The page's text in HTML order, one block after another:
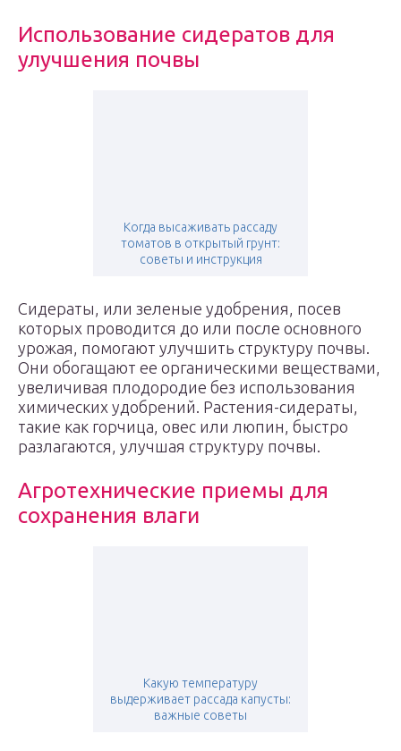
Использование сидератов для
улучшения почвы
Когда высаживать рассаду
томатов в открытый грунт:
советы и инструкция
Сидераты, или зеленые удобрения, посев
которых проводится до или после основного
урожая, помогают улучшить структуру почвы.
Они обогащают ее органическими веществами,
увеличивая плодородие без использования
химических удобрений. Растения-сидераты,
такие как горчица, овес или люпин, быстро
разлагаются, улучшая структуру почвы.
Агротехнические приемы для
сохранения влаги
Какую температуру
выдерживает рассада капусты:
важные советы